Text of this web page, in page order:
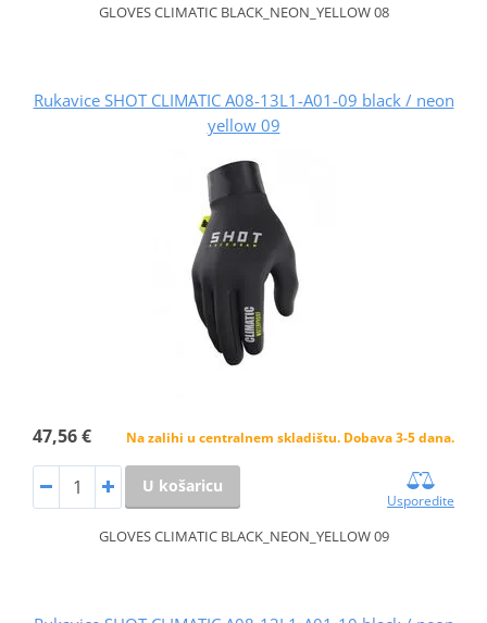
GLOVES CLIMATIC BLACK_NEON_YELLOW 08
Rukavice SHOT CLIMATIC A08-13L1-A01-09 black / neon
yellow 09
47,56 € Na zalihi u centralnem skladištu. Dobava 3-5 dana.
U košaricu
Usporedite
GLOVES CLIMATIC BLACK_NEON_YELLOW 09